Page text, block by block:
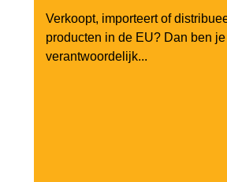
Verkoopt, importeert of
producten in de EU? Dan ben je
verantwoordelijk...